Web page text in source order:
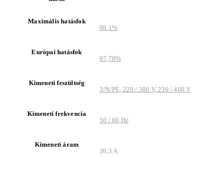
Maximális hatásfok
98,1%
Európai hatásfok
97,70%
Kimeneti feszültség
3/N/PE, 220 / 380 V, 230 / 400 V
Kimeneti frekvencia
50 / 60 Hz
Kimeneti áram
30,3 A